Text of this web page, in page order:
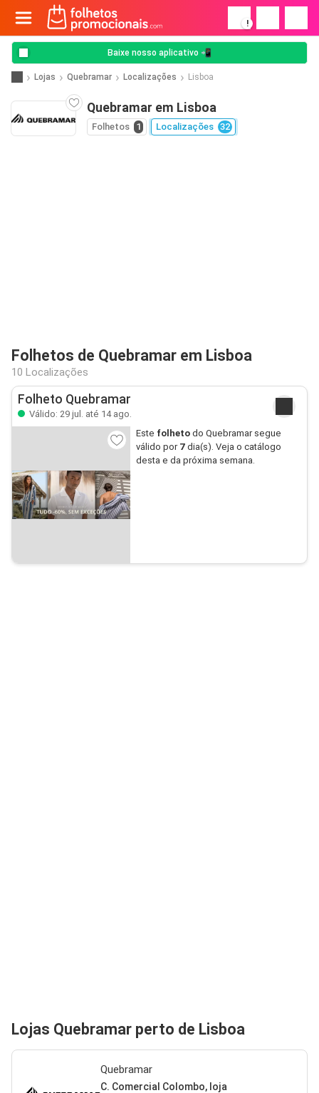
!
Baixe nosso aplicativo 📲
Lojas Quebramar Localizações Lisboa
Quebramar em Lisboa
Folhetos 1 Localizações 32
Folhetos de Quebramar em Lisboa
10 Localizações
Folheto Quebramar
Válido: 29 jul. até 14 ago.
Este folhetodo Quebramar segue
válido por 7dia(s). Veja o catálogo
desta e da próxima semana.
Lojas Quebramar perto de Lisboa
Quebramar
C. Comercial Colombo, loja